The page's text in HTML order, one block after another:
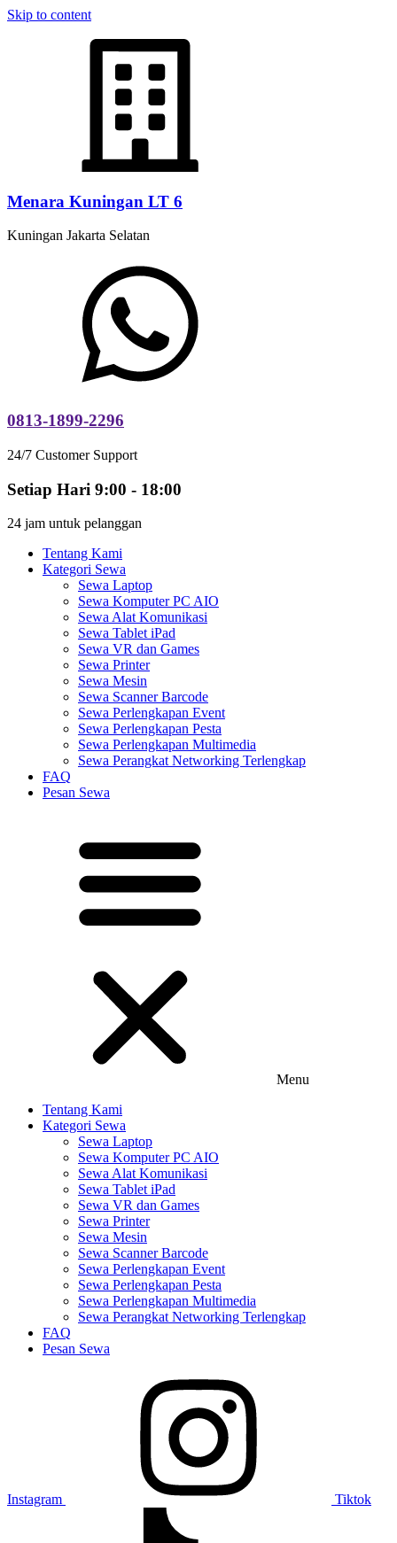
Skip to content
Menara Kuningan LT 6
Kuningan Jakarta Selatan
0813-1899-2296
24/7 Customer Support
Setiap Hari 9:00 - 18:00
24 jam untuk pelanggan
Tentang Kami
Kategori Sewa
Sewa Laptop
Sewa Komputer PC AIO
Sewa Alat Komunikasi
Sewa Tablet iPad
Sewa VR dan Games
Sewa Printer
Sewa Mesin
Sewa Scanner Barcode
Sewa Perlengkapan Event
Sewa Perlengkapan Pesta
Sewa Perlengkapan Multimedia
Sewa Perangkat Networking Terlengkap
FAQ
Pesan Sewa
Menu
Tentang Kami
Kategori Sewa
Sewa Laptop
Sewa Komputer PC AIO
Sewa Alat Komunikasi
Sewa Tablet iPad
Sewa VR dan Games
Sewa Printer
Sewa Mesin
Sewa Scanner Barcode
Sewa Perlengkapan Event
Sewa Perlengkapan Pesta
Sewa Perlengkapan Multimedia
Sewa Perangkat Networking Terlengkap
FAQ
Pesan Sewa
Instagram Tiktok